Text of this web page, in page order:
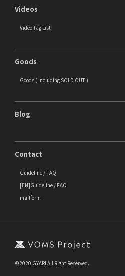
Videos
Video-Tag List
Goods
Goods ( Including SOLD OUT )
Blog
Contact
Guideline / FAQ
[EN]Guideline / FAQ
mailform
©2020 GYARI All Right Reserved.